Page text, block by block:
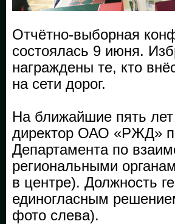
Отчётно-выборная
состоялась 9 июня.
награждены те, кто
на сети дорог.
На ближайшие пять
директор ОАО «РЖД»
Департамента по
региональными
в центре). Должность
единогласным
фото слева).